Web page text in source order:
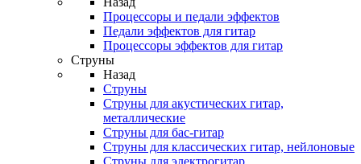
Процессоры и педали эффектов
Педали эффектов для гитар
Процессоры эффектов для гитар
Струны
Назад
Струны
Струны для акустических гитар,
металлические
Струны для бас-гитар
Струны для классических гитар, нейлоновые
Струны для электрогитар